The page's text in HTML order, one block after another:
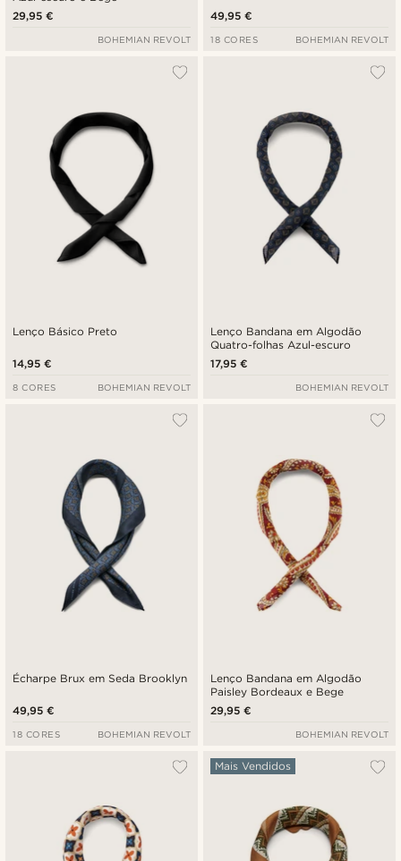
29,95 €
BOHEMIAN REVOLT
49,95 €
18 CORES BOHEMIAN REVOLT
Lenço Básico Preto
14,95 €
8 CORES BOHEMIAN REVOLT
Lenço Bandana em Algodão
Quatro-folhas Azul-escuro
17,95 €
BOHEMIAN REVOLT
Écharpe Brux em Seda Brooklyn
49,95 €
18 CORES BOHEMIAN REVOLT
Lenço Bandana em Algodão
Paisley Bordeaux e Bege
29,95 €
BOHEMIAN REVOLT
Mais Vendidos